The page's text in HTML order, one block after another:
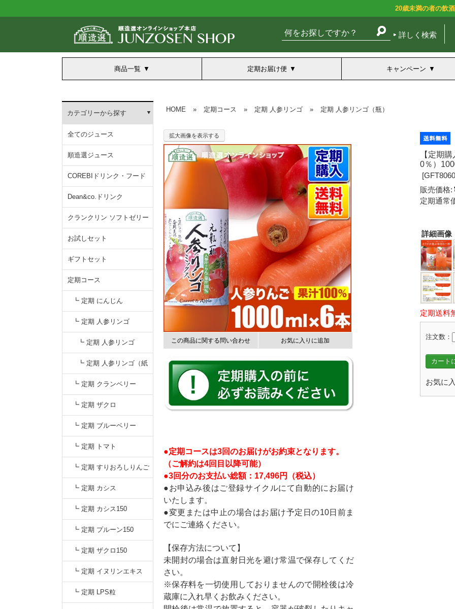
20歳未満の者の飲
詳しく検索
商品一覧 定期お届け便 キャンペーン
カテゴリーから探す
全てのジュース
順造選ジュース
COREBIドリンク・フード
Dean&co.ドリンク
クランクリン ソフトゼリー
お試しセット
ギフトセット
定期コース
┗ 定期 にんじん
┗ 定期 人参リンゴ
┗ 定期 人参リンゴ
（瓶）
┗ 定期 人参リンゴ（紙
容器）
┗ 定期 クランベリー
┗ 定期 ザクロ
┗ 定期 ブルーベリー
┗ 定期 トマト
┗ 定期 すりおろしりんご
汁
┗ 定期 カシス
┗ 定期 カシス150
┗ 定期 プルーン150
┗ 定期 ザクロ150
┗ 定期 イヌリンエキス
┗ 定期 LPS粒
HOME » 定期コース » 定期 人参リンゴ » 定期 人参リンゴ（瓶）
拡大画像を表示する
この商品に関する問い合わせ お気に入りに追加
●定期コースは3回のお届けがお約束となります。
（ご解約は4回目以降可能）
●3回分のお支払い総額：17,496円（税込）
●お申込み後はご登録サイクルにて自動的にお届け
いたします。
●変更または中止の場合はお届け予定日の10日前ま
でにご連絡ください。
【保存方法について】
未開封の場合は直射日光を避け常温で保存してくだ
さい。
※保存料を一切使用しておりませんので開栓後は冷
蔵庫に入れ早くお飲みください。
【定期
0％）
[
販売価格:
定期通常
詳細画像
定期送料
注文数：
カート
お気に